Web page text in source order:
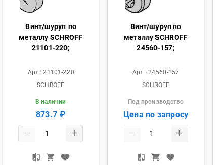
Винт/шуруп по
металлу SCHROFF
21101-220;
Арт.:21101-220
SCHROFF
В наличии
873.7 ₽
Винт/шуруп по
металлу SCHROFF
24560-157;
Арт.: 24560-157
SCHROFF
Под производство
Цена по запросу